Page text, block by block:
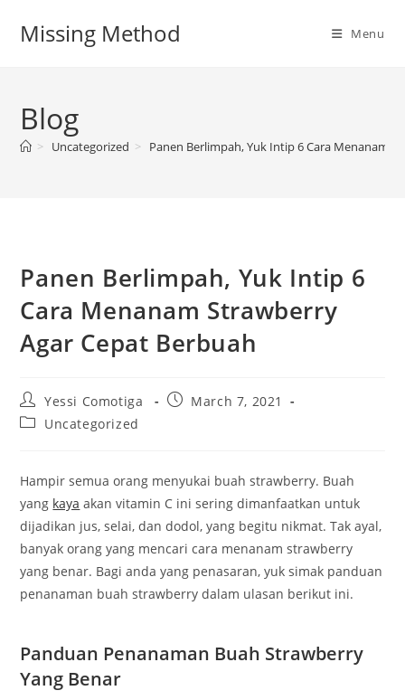
Missing Method Menu
Blog
> Uncategorized > Panen Berlimpah, Yuk Intip 6 Cara Menanam
Panen Berlimpah, Yuk Intip 6
Cara Menanam Strawberry
Agar Cepat Berbuah
Post
author:
Yessi Comotiga
PostMarch 7, 2021
PostUncategorized
Hampir semua orang menyukai buah strawberry. Buah
yang kaya akan vitamin C ini sering dimanfaatkan untuk
dijadikan jus, selai, dan dodol, yang begitu nikmat. Tak ayal,
banyak orang yang mencari cara menanam strawberry
yang benar. Bagi anda yang penasaran, yuk simak panduan
penanaman buah strawberry dalam ulasan berikut ini.
Panduan Penanaman Buah Strawberry
Yang Benar